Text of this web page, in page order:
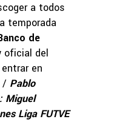
a todos
temporada
de
oficial del
en
/ Pablo
Miguel
Liga FUTVE